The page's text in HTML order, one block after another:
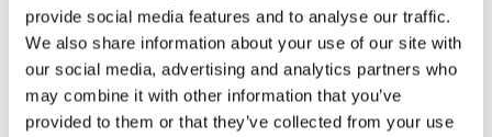
provide social media features and to analyse our traffic.
We also share information about your use of our site with
our social media, advertising and analytics partners who
may combine it with other information that you’ve
provided to them or that they’ve collected from your use
Alusta alkaen WordPressiä silmälläpitäen
rakennettu palvelinympäristö.Kun on vain
yksi tavoite jonka mukaan optimoida, ei
tarvitse tehdä mitään kompromisseja.
Seravon WP-palvelu on pelkästään